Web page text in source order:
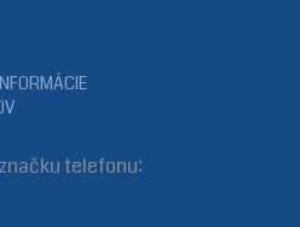
telefonu: